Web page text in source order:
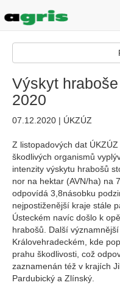
Výskyt
2020
07.12.2020 | ÚKZÚZ
Z listopadových dat
škodlivých organismů
intenzity výskytu hrabošů
nor na hektar (AVN/ha) na
odpovídá 3,8násobku
nejpostiženější kraje stále
Ústeckém navíc došlo k
hrabošů. Další
Královehradeckém, kde
prahu škodlivosti, což
zaznamenán též v krajích
Pardubický a Zlínský.